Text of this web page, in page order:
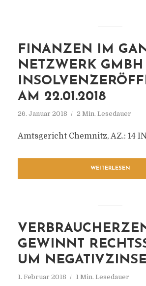
FINANZEN IM
NETZWERK GMBH
AM 22.01.2018
26. Januar 2018 2 Min. Lesedauer
Amtsgericht Chemnitz, AZ.: 14 IN
WEITERLESEN
GEWINNT
UM
1. Februar 2018 1 Min. Lesedauer